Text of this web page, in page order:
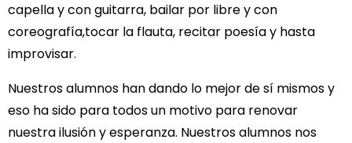
capella y con guitarra, bailar por libre y con
coreografía,tocar la flauta, recitar poesía y hasta
improvisar.
Nuestros alumnos han dando lo mejor de sí mismos y
eso ha sido para todos un motivo para renovar
nuestra ilusión y esperanza. Nuestros alumnos nos